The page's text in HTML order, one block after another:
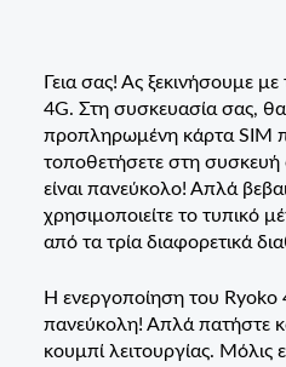
Γεια σας! Ας ξεκινήσουμε
4G. Στη συσκευασία σας, θα
προπληρωμένη κάρτα SIM
τοποθετήσετε στη
είναι πανεύκολο! Απλά
χρησιμοποιείτε το τυπικό
από τα τρία διαφορετικά
Η ενεργοποίηση του Ryoko
πανεύκολη! Απλά πατήστε
κουμπί λειτουργίας. Μόλις